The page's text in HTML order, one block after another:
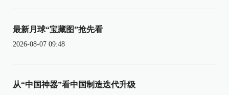
最新月球“宝藏图”抢先看
2026-08-07 09:48
从“中国神器”看中国制造迭代升级